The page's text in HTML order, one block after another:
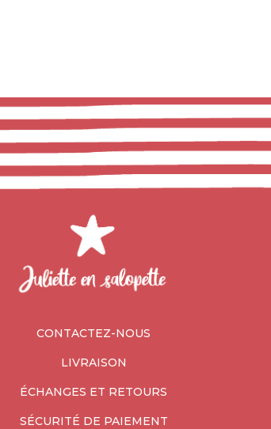
CONTACTEZ-NOUS
LIVRAISON
ÉCHANGES ET RETOURS
SÉCURITÉ DE PAIEMENT